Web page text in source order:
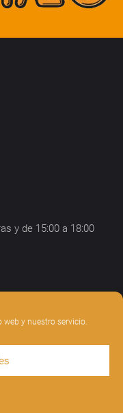
y nuestro servicio.
y de 15:00 a 18:00